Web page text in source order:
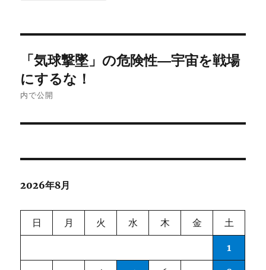
稿
ナ
ビ
ョ
「気球撃墜」の危険性―宇宙を戦場
にするな！
内で公開
2026年8月
日 月 火 水 木 金 土
1